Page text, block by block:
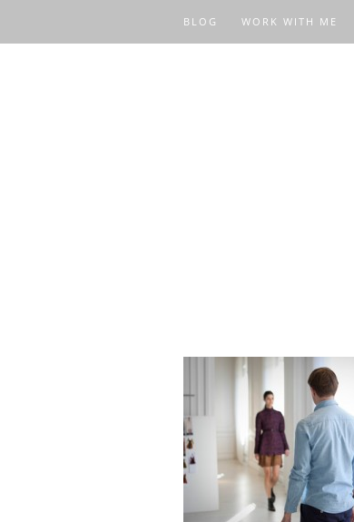
BLOG WORK WITH ME